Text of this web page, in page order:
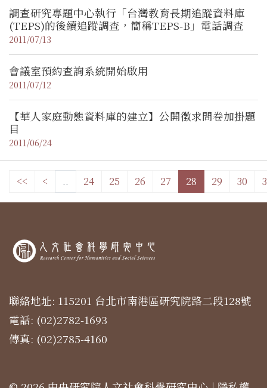
調查研究專題中心執行「台灣教育長期追蹤資料庫
(TEPS)的後續追蹤調查，簡稱TEPS-B」電話調查
2011/07/13
會議室預約查詢系統開始啟用
2011/07/12
【華人家庭動態資料庫的建立】公開徵求問卷加掛題
目
2011/06/24
<< < .. 24 25 26 27 28 29 30
聯絡地址: 115201 台北市南港區研究院路二段128號
電話: (02)2782-1693
傳真: (02)2785-4160